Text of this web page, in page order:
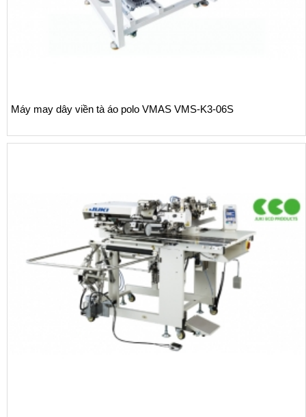
Máy ráp đường sườn tự động Juki AE-200AN Series